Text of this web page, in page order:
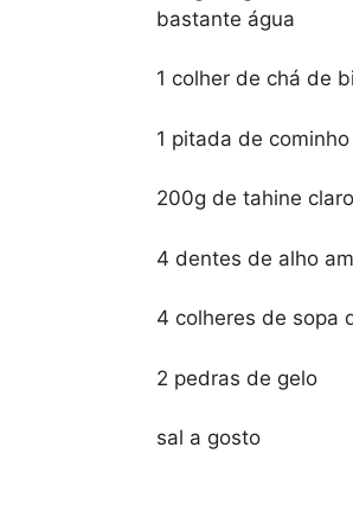
bastante água
1 colher de chá de
1 pitada de
200g de tahine claro
4 dentes de alho
4 colheres de sopa
2 pedras de gelo
sal a gosto